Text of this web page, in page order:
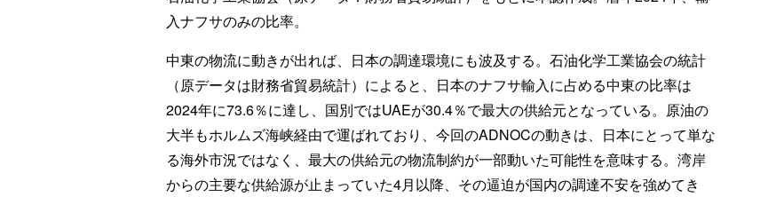
入ナフサのみの比率。
中東の物流に動きが出れば、日本の調達環境にも波及する。石油化学工業協会の統計
（原データは財務省貿易統計）によると、日本のナフサ輸入に占める中東の比率は
2024年に73.6％に達し、国別ではUAEが30.4％で最大の供給元となっている。原油の
大半もホルムズ海峡経由で運ばれており、今回のADNOCの動きは、日本にとって単な
る海外市況ではなく、最大の供給元の物流制約が一部動いた可能性を意味する。湾岸
からの主要な供給源が止まっていた4月以降、その逼迫が国内の調達不安を強めてき